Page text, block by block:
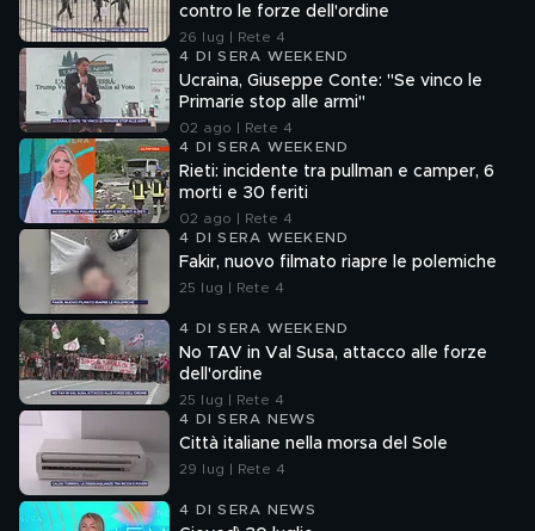
contro le forze dell'ordine
26 lug | Rete 4
4 DI SERA WEEKEND
Ucraina, Giuseppe Conte: "Se vinco le
Primarie stop alle armi"
02 ago | Rete 4
4 DI SERA WEEKEND
Rieti: incidente tra pullman e camper, 6
morti e 30 feriti
02 ago | Rete 4
4 DI SERA WEEKEND
Fakir, nuovo filmato riapre le polemiche
25 lug | Rete 4
4 DI SERA WEEKEND
No TAV in Val Susa, attacco alle forze
dell'ordine
25 lug | Rete 4
4 DI SERA NEWS
Città italiane nella morsa del Sole
29 lug | Rete 4
4 DI SERA NEWS